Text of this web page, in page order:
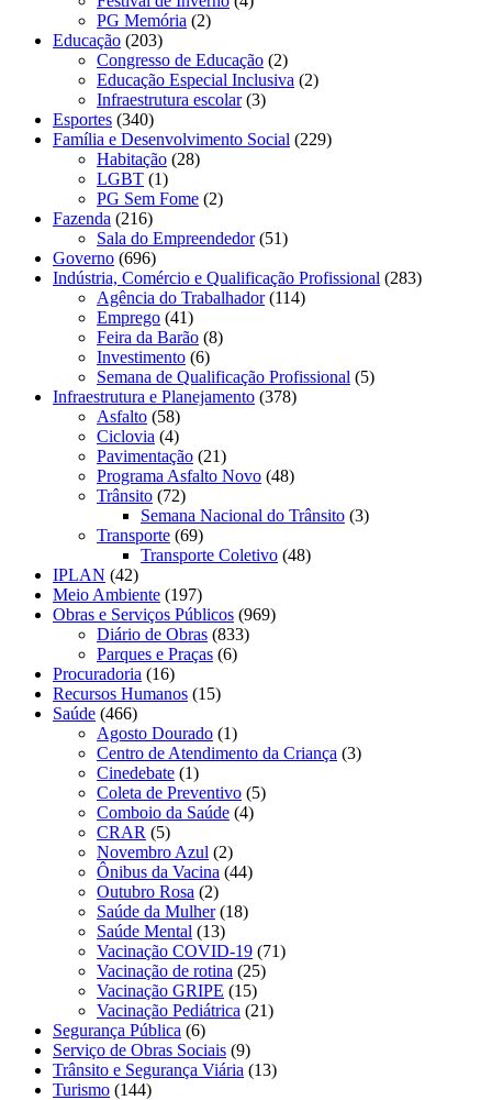
PG Memória (2)
Educação (203)
Congresso de Educação (2)
Educação Especial Inclusiva (2)
Infraestrutura escolar(3)
Esportes (340)
Família e Desenvolvimento Social (229)
Habitação (28)
LGBT (1)
PG Sem Fome (2)
Fazenda (216)
Sala do Empreendedor(51)
Governo (696)
Indústria, Comércio e Qualificação Profissional (283)
Agência do Trabalhador(114)
Emprego (41)
Feira da Barão (8)
Investimento (6)
Semana de Qualificação Profissional (5)
Infraestrutura e Planejamento (378)
Asfalto (58)
Ciclovia (4)
Pavimentação (21)
Programa Asfalto Novo (48)
Trânsito (72)
Semana Nacional do Trânsito (3)
Transporte (69)
Transporte Coletivo (48)
IPLAN (42)
Meio Ambiente (197)
Obras e Serviços Públicos (969)
Diário de Obras (833)
Parques e Praças (6)
Procuradoria (16)
Recursos Humanos (15)
Saúde (466)
Agosto Dourado (1)
Centro de Atendimento da Criança (3)
Cinedebate (1)
Coleta de Preventivo (5)
Comboio da Saúde (4)
CRAR (5)
Novembro Azul (2)
Ônibus da Vacina (44)
Outubro Rosa (2)
Saúde da Mulher(18)
Saúde Mental (13)
Vacinação COVID-19 (71)
Vacinação de rotina (25)
Vacinação GRIPE (15)
Vacinação Pediátrica (21)
Segurança Pública (6)
Serviço de Obras Sociais (9)
Trânsito e Segurança Viária (13)
Turismo (144)